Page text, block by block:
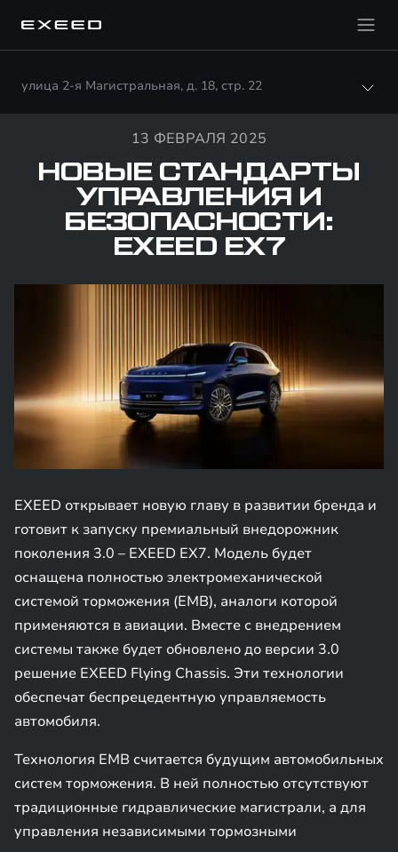
улица 2-я Магистральная, д. 18, стр. 22
13 ФЕВРАЛЯ 2025
НОВЫЕ СТАНДАРТЫ
УПРАВЛЕНИЯ И
БЕЗОПАСНОСТИ:
EXEED EX7
EXEED открывает новую главу в развитии бренда и
готовит к запуску премиальный внедорожник
поколения 3.0 – EXEED EX7. Модель будет
оснащена полностью электромеханической
системой торможения (EMB), аналоги которой
применяются в авиации. Вместе с внедрением
системы также будет обновлено до версии 3.0
решение EXEED Flying Chassis. Эти технологии
обеспечат беспрецедентную управляемость
автомобиля.
Технология EMB считается будущим автомобильных
систем торможения. В ней полностью отсутствуют
традиционные гидравлические магистрали, а для
управления независимыми тормозными